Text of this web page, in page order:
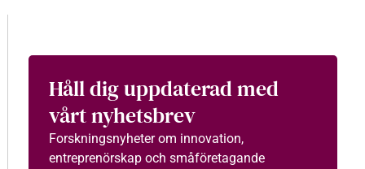
Håll dig uppdaterad med
vårt nyhetsbrev
Forskningsnyheter om innovation,
entreprenörskap och småföretagande